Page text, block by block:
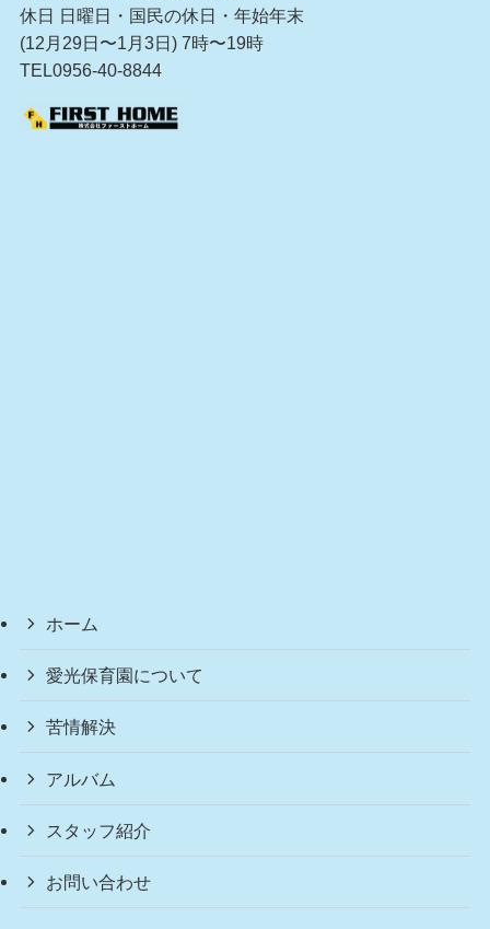
休日 日曜日・国民の休日・年始年末
(12月29日〜1月3日) 7時〜19時
TEL0956-40-8844
ホーム
愛光保育園について
苦情解決
アルバム
スタッフ紹介
お問い合わせ